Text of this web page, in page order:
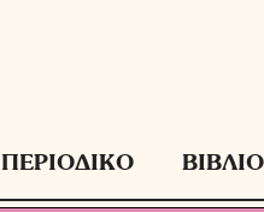
ΠΕΡΙΟΔΙΚΟ